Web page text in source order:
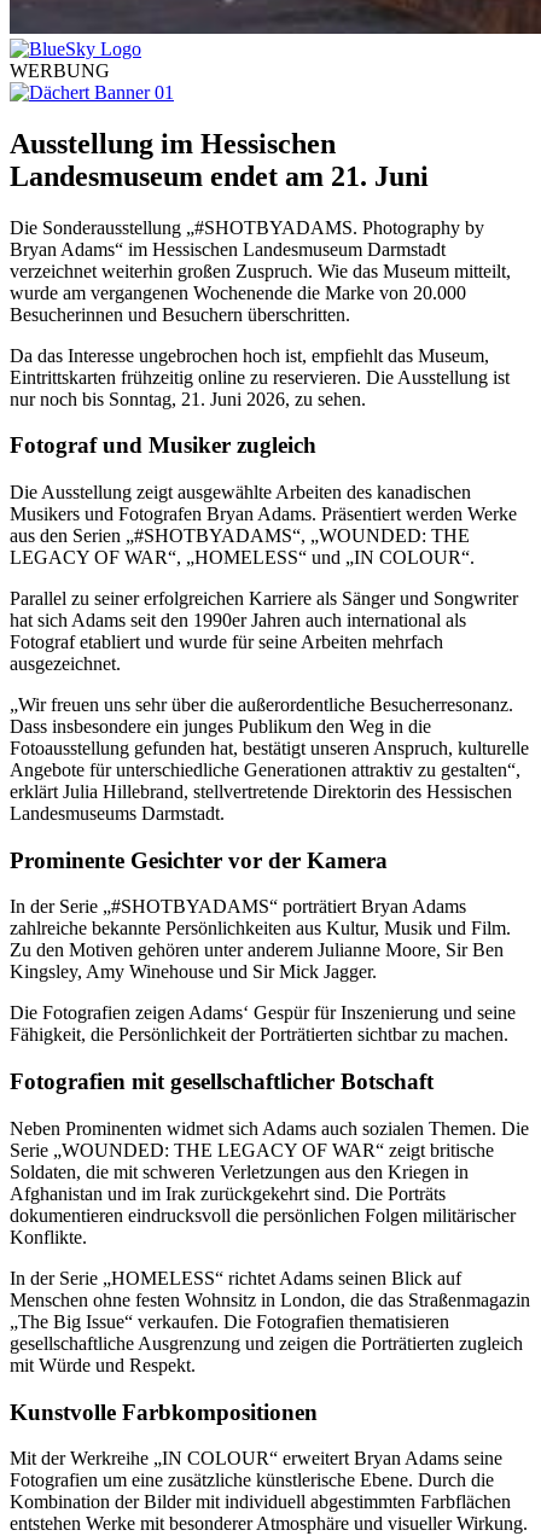
WERBUNG
Ausstellung im Hessischen
Landesmuseum endet am 21. Juni
Die Sonderausstellung „#SHOTBYADAMS. Photography by
Bryan Adams“ im Hessischen Landesmuseum Darmstadt
verzeichnet weiterhin großen Zuspruch. Wie das Museum mitteilt,
wurde am vergangenen Wochenende die Marke von 20.000
Besucherinnen und Besuchern überschritten.
Da das Interesse ungebrochen hoch ist, empfiehlt das Museum,
Eintrittskarten frühzeitig online zu reservieren. Die Ausstellung ist
nur noch bis Sonntag, 21. Juni 2026, zu sehen.
Fotograf und Musiker zugleich
Die Ausstellung zeigt ausgewählte Arbeiten des kanadischen
Musikers und Fotografen Bryan Adams. Präsentiert werden Werke
aus den Serien „#SHOTBYADAMS“, „WOUNDED: THE
LEGACY OF WAR“, „HOMELESS“ und „IN COLOUR“.
Parallel zu seiner erfolgreichen Karriere als Sänger und Songwriter
hat sich Adams seit den 1990er Jahren auch international als
Fotograf etabliert und wurde für seine Arbeiten mehrfach
ausgezeichnet.
„Wir freuen uns sehr über die außerordentliche Besucherresonanz.
Dass insbesondere ein junges Publikum den Weg in die
Fotoausstellung gefunden hat, bestätigt unseren Anspruch, kulturelle
Angebote für unterschiedliche Generationen attraktiv zu gestalten“,
erklärt Julia Hillebrand, stellvertretende Direktorin des Hessischen
Landesmuseums Darmstadt.
Prominente Gesichter vor der Kamera
In der Serie „#SHOTBYADAMS“ porträtiert Bryan Adams
zahlreiche bekannte Persönlichkeiten aus Kultur, Musik und Film.
Zu den Motiven gehören unter anderem Julianne Moore, Sir Ben
Kingsley, Amy Winehouse und Sir Mick Jagger.
Die Fotografien zeigen Adams‘ Gespür für Inszenierung und seine
Fähigkeit, die Persönlichkeit der Porträtierten sichtbar zu machen.
Fotografien mit gesellschaftlicher Botschaft
Neben Prominenten widmet sich Adams auch sozialen Themen. Die
Serie „WOUNDED: THE LEGACY OF WAR“ zeigt britische
Soldaten, die mit schweren Verletzungen aus den Kriegen in
Afghanistan und im Irak zurückgekehrt sind. Die Porträts
dokumentieren eindrucksvoll die persönlichen Folgen militärischer
Konflikte.
In der Serie „HOMELESS“ richtet Adams seinen Blick auf
Menschen ohne festen Wohnsitz in London, die das Straßenmagazin
„The Big Issue“ verkaufen. Die Fotografien thematisieren
gesellschaftliche Ausgrenzung und zeigen die Porträtierten zugleich
mit Würde und Respekt.
Kunstvolle Farbkompositionen
Mit der Werkreihe „IN COLOUR“ erweitert Bryan Adams seine
Fotografien um eine zusätzliche künstlerische Ebene. Durch die
Kombination der Bilder mit individuell abgestimmten Farbflächen
entstehen Werke mit besonderer Atmosphäre und visueller Wirkung.